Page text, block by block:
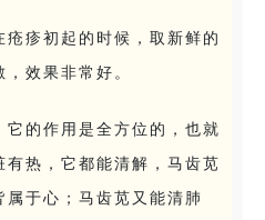
疹初起的时候，取新鲜的
效果非常好。
的作用是全方位的，也就
热，它都能清解，马齿苋
于心；马齿苋又能清肺